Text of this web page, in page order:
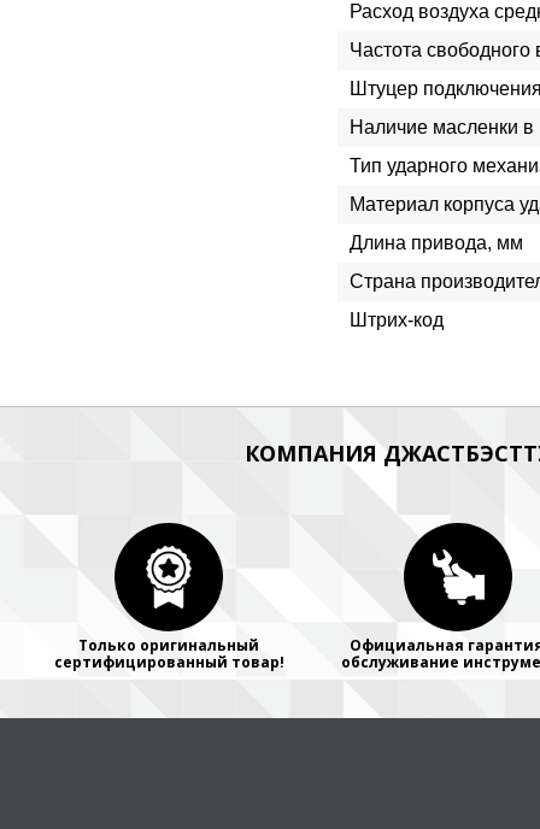
Расход воздуха
Частота
Штуцер
Наличие масленки в
Тип ударного
Материал корпуса
Длина привода, мм
Страна
Штрих-код
КОМПАНИЯ
Только оригинальный
сертифицированный товар!
Официальная
обслуживание